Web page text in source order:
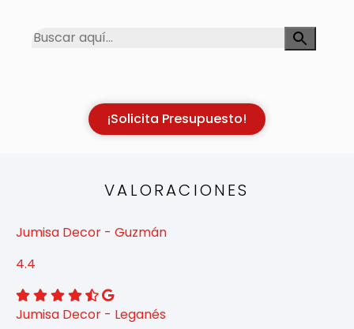
¡Solicita Presupuesto!
VALORACIONES
Jumisa Decor - Guzmán
4.4
Jumisa Decor - Leganés